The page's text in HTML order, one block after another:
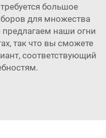
большое
для множества
наши огни
так что вы сможете
соответствующий